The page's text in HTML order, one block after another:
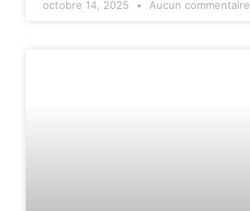
octobre 14, 2025 Aucun commentaire